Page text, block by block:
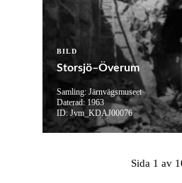
BILD
Storsjö–Överum
Samling: Järnvägsmuseet
Daterad: 1963
ID: Jvm_KDAJ00076
Sida 1 av